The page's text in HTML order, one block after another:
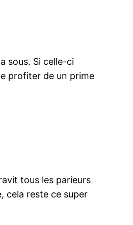
sous. Si celle-ci
profiter de un prime
tous les parieurs
cela reste ce super